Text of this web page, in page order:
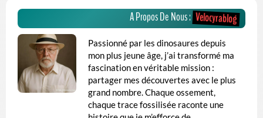
A Propos De Nous :Velocyrablog
Passionné par les dinosaures depuis
mon plus jeune âge, j’ai transformé ma
fascination en véritable mission :
partager mes découvertes avec le plus
grand nombre. Chaque ossement,
chaque trace fossilisée raconte une